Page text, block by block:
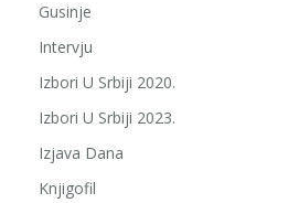
Gusinje
Intervju
Izbori U Srbiji 2020.
Izbori U Srbiji 2023.
Izjava Dana
Knjigofil